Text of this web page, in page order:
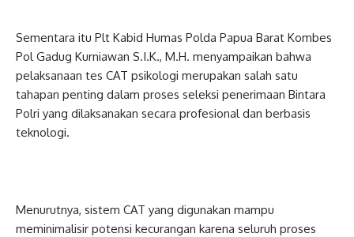
Sementara itu Plt Kabid Humas Polda Papua Barat Kombes
Pol Gadug Kurniawan S.I.K., M.H. menyampaikan bahwa
pelaksanaan tes CAT psikologi merupakan salah satu
tahapan penting dalam proses seleksi penerimaan Bintara
Polri yang dilaksanakan secara profesional dan berbasis
teknologi.
Menurutnya, sistem CAT yang digunakan mampu
meminimalisir potensi kecurangan karena seluruh proses